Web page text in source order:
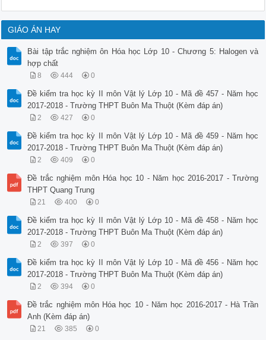
1. Trộn 100ml dung dịch NH3 0,3M với 50ml dung dịch HCl
9,24
được? Biết K 10
a(NH4 )
2. Dung dịch A chứa NaOH 0,05M và Ba(OH) 2 0,02M, trộn
dịch H2SO4 (pH=2) thu được dung dịch B. Tính pH của dung
H2 (K) + CO2 (K)  H2O (K) + CO (K)
0
Htt (kJ/mol) 0 - 393,509 - 241,818 - 110,525
S298K (J / mol) 130,575 213,660 188,716 197,665
0 0 0
a. Hãy tính H pu ; S pu ; Gpu của phản ứng? Từ đó nhận
b. Hãy xác định nhiệt độ t0C để phản ứng thuận bắt đầu
H 0 ; S 0 theo nhiệt độ) Câu 4: (4 điểm)
1. Cân bằng phương trình phản ứng sau theo phương pháp
a. Al + HNO3 Al(NO3)3 + x NO + y N2O + H2O ( Biết x : y
b. KMnO4 + KNO2 +H2SO4 MnSO4 + K2SO4 + NO2 + H2O
c. FeS2 + HNO3 Fe2(SO4)3 + Fe(NO3)3 + SO2 + N2O + H2O
d. MxOy + HNO3 M(NO3)n + NO2 + NH4NO3 + H2O ( NO2 :
2. Người ta lập một pin gồm hai nửa pin sau:
Zn/Zn(NO3)2 (0,1M) và Ag/AgNO3 (0,1M) có thể điện cực
0,80V
a) Thiết lập sơ đồ pin và các dấu ở 2 điện cực.
b) Viết phương trình phản ứng khi pin làm việc.
ĐÁP ÁN CÂU 4:
1 a. 14Al + 54 HNO3 14Al(NO3)3 + 6NO + 3N2O +27 H2O (0,5
b. KMnO4 + 5KNO2 +4H2SO4 MnSO4 +3K2SO4 + 5NO2 +4 H2O
GIÁO ÁN HAY
Bài tập trắc nghiệm ôn Hóa học Lớp 10 - Chương 5: Halogen và
hợp chất
8 444 0
Đề kiểm tra học kỳ II môn Vật lý Lớp 10 - Mã đề 457 - Năm học
2017-2018 - Trường THPT Buôn Ma Thuột (Kèm đáp án)
2 427 0
Đề kiểm tra học kỳ II môn Vật lý Lớp 10 - Mã đề 459 - Năm học
2017-2018 - Trường THPT Buôn Ma Thuột (Kèm đáp án)
2 409 0
Đề trắc nghiệm môn Hóa học 10 - Năm học 2016-2017 - Trường
THPT Quang Trung
21 400 0
Đề kiểm tra học kỳ II môn Vật lý Lớp 10 - Mã đề 458 - Năm học
2017-2018 - Trường THPT Buôn Ma Thuột (Kèm đáp án)
2 397 0
Đề kiểm tra học kỳ II môn Vật lý Lớp 10 - Mã đề 456 - Năm học
2017-2018 - Trường THPT Buôn Ma Thuột (Kèm đáp án)
2 394 0
Đề trắc nghiệm môn Hóa học 10 - Năm học 2016-2017 - Hà Trần
Anh (Kèm đáp án)
21 385 0